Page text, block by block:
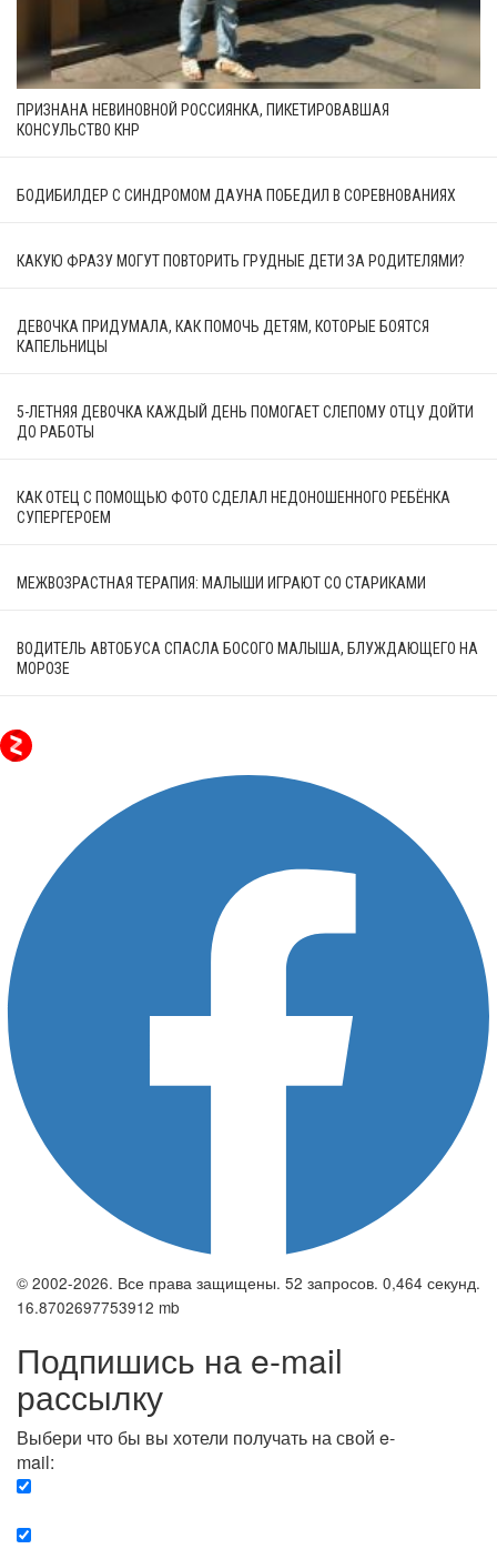
ПРИЗНАНА НЕВИНОВНОЙ РОССИЯНКА, ПИКЕТИРОВАВШАЯ
КОНСУЛЬСТВО КНР
БОДИБИЛДЕР С СИНДРОМОМ ДАУНА ПОБЕДИЛ В СОРЕВНОВАНИЯХ
КАКУЮ ФРАЗУ МОГУТ ПОВТОРИТЬ ГРУДНЫЕ ДЕТИ ЗА РОДИТЕЛЯМИ?
ДЕВОЧКА ПРИДУМАЛА, КАК ПОМОЧЬ ДЕТЯМ, КОТОРЫЕ БОЯТСЯ
КАПЕЛЬНИЦЫ
5-ЛЕТНЯЯ ДЕВОЧКА КАЖДЫЙ ДЕНЬ ПОМОГАЕТ СЛЕПОМУ ОТЦУ ДОЙТИ
ДО РАБОТЫ
КАК ОТЕЦ С ПОМОЩЬЮ ФОТО СДЕЛАЛ НЕДОНОШЕННОГО РЕБЁНКА
СУПЕРГЕРОЕМ
МЕЖВОЗРАСТНАЯ ТЕРАПИЯ: МАЛЫШИ ИГРАЮТ СО СТАРИКАМИ
ВОДИТЕЛЬ АВТОБУСА СПАСЛА БОСОГО МАЛЫША, БЛУЖДАЮЩЕГО НА
МОРОЗЕ
© 2002-2026. Все права защищены. 52 запросов. 0,464 секунд.
16.8702697753912 mb
Подпишись на e-mail
рассылку
Выбери что бы вы хотели получать на свой e-
mail: